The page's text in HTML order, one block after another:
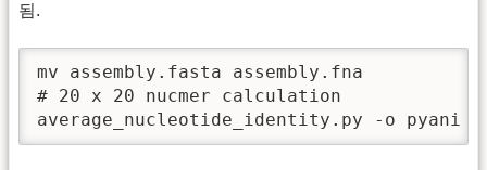
됨.
mv assembly.fasta assembly.fna
# 20 x 20 nucmer calculation
average_nucleotide_identity.py -o pyani